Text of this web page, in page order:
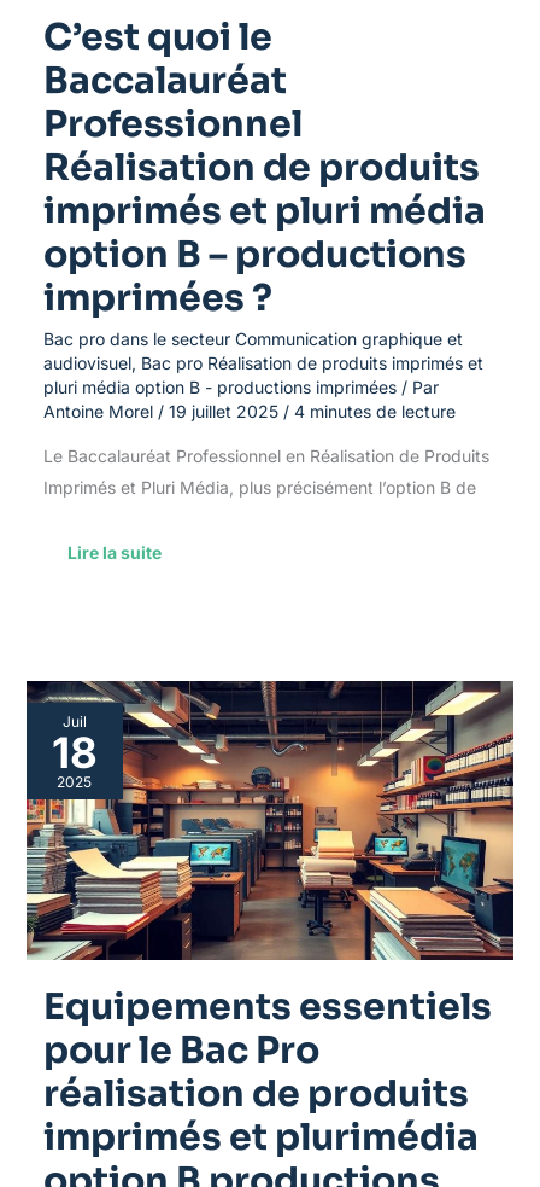
C’est quoi le
Baccalauréat
Professionnel
Réalisation de produits
imprimés et pluri média
option B – productions
imprimées ?
Bac pro dans le secteur Communication graphique et
audiovisuel, Bac pro Réalisation de produits imprimés et
pluri média option B - productions imprimées/ Par
Antoine Morel / 19 juillet 2025 / 4 minutes de lecture
Le Baccalauréat Professionnel en Réalisation de Produits
Imprimés et Pluri Média, plus précisément l’option B de
option
B
productions
imprimées
?
Lire la suite
Juil
18
2025
Equipements essentiels
pour le Bac Pro
réalisation de produits
imprimés et plurimédia
Equipements
essentiels
pour
le
Bac
Pro
réalisation
de
produits
imprimés
et
plurimédia
option
B
productions
imprimées.